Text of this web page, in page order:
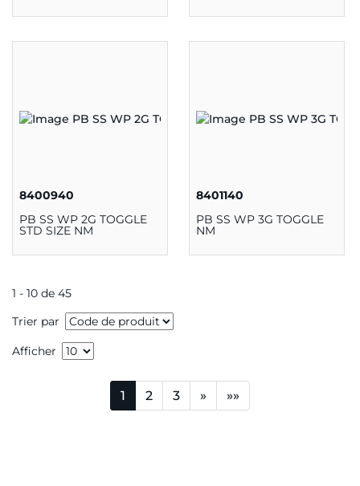
8400940
PB SS WP 2G TOGGLE
STD SIZE NM
8401140
PB SS WP 3G TOGGLE
NM
1 - 10 de 45
Trier par
Afficher
1 2 3 » »»